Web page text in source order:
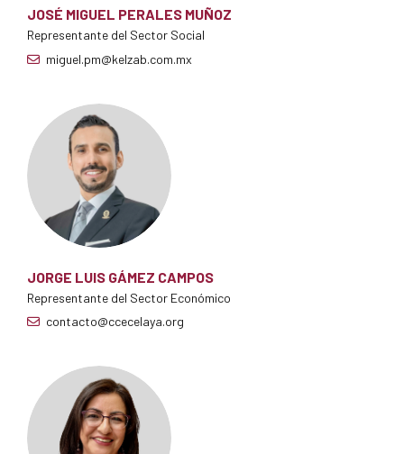
JOSÉ MIGUEL PERALES MUÑOZ
Representante del Sector Social
miguel.pm@kelzab.com.mx
JORGE LUIS GÁMEZ CAMPOS
Representante del Sector Económico
contacto@ccecelaya.org